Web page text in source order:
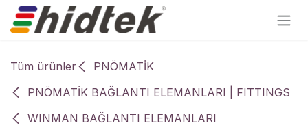
İçereği Atla
Tüm ürünler
PNÖMATİK
PNÖMATİK BAĞLANTI ELEMANLARI | FITTINGS
WINMAN BAĞLANTI ELEMANLARI